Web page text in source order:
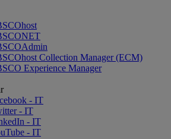
Collection Manager (ECM)
Experience Manager
- IT
- IT
- IT
- IT